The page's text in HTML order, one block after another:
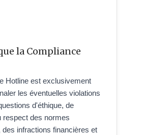
la Compliance
Hotline est exclusivement
les éventuelles violations
d'éthique, de
respect des normes
des infractions financières et